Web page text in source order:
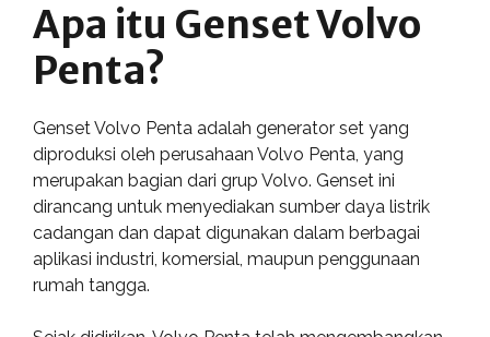
Apa itu Genset Volvo
Penta?
Genset Volvo Penta adalah generator set yang
diproduksi oleh perusahaan Volvo Penta, yang
merupakan bagian dari grup Volvo. Genset ini
dirancang untuk menyediakan sumber daya listrik
cadangan dan dapat digunakan dalam berbagai
aplikasi industri, komersial, maupun penggunaan
rumah tangga.